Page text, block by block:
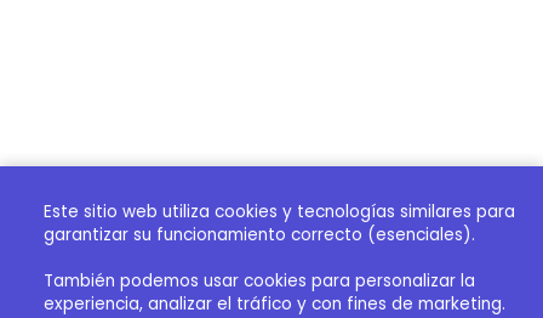
Este sitio web utiliza cookies y tecnologías similares para
garantizar su funcionamiento correcto (esenciales).
También podemos usar cookies para personalizar la
experiencia, analizar el tráfico y con fines de marketing.